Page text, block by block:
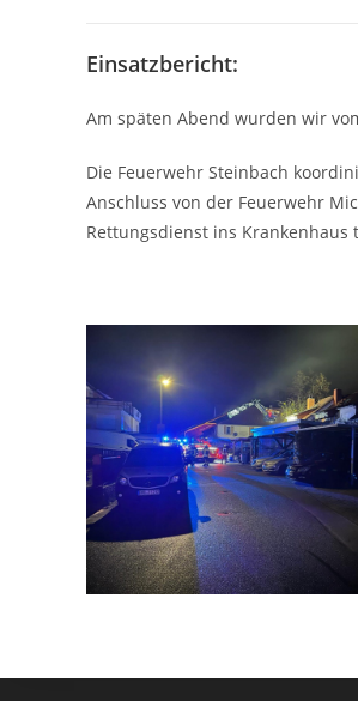
Einsatzbericht:
Am späten Abend wurden wir
Die Feuerwehr Steinbach
Anschluss von der Feuerwehr
Rettungsdienst ins